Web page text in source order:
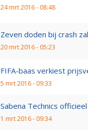
24 mrt 2016 - 08:48
Zeven doden bij crash
20 mrt 2016 - 05:23
FIFA-baas verkiest
5 mrt 2016 - 09:33
Sabena Technics
1 mrt 2016 - 09:34